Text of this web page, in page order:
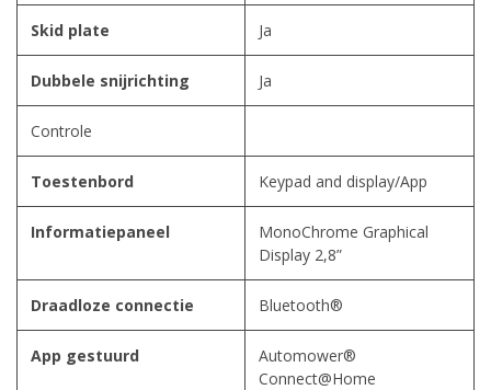
Skid plate Ja
Dubbele snijrichting Ja
Controle
Toestenbord Keypad and display/App
Informatiepaneel
MonoChrome Graphical
Display 2,8”
Draadloze connectie Bluetooth®
App gestuurd
Automower®
Connect@Home